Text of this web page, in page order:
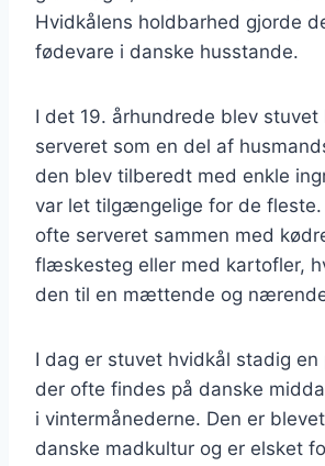
Hvidkålens holdbarhed gjorde
fødevare i danske husstande.
I det 19. århundrede blev stuvet
serveret som en del af
den blev tilberedt med enkle
var let tilgængelige for de fleste.
ofte serveret sammen med
flæskesteg eller med kartofler,
den til en mættende og
I dag er stuvet hvidkål stadig
der ofte findes på danske
i vintermånederne. Den er
danske madkultur og er elsket